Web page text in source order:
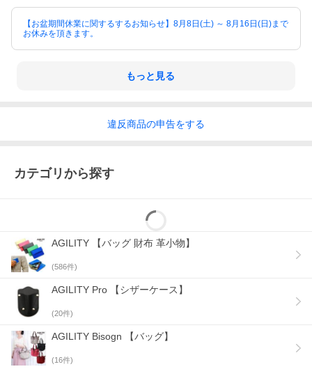
美容師さんの使うハサミをモチーフに、雪の結晶やクリスタルの
輝きをイメージしたAGILITYオリジナルのモノグラム柄。とても
繊細で上品なこの柄は【シザークリスタ】と名付けられ、この生
地を使用した【シザークリスタシリーズ】が誕生しました。
見る角度によって柄が浮き出たようにも見えるシザークリスタの
生地は、非常に軽量で弱撥水性があり、耐摩耗性にも優れた最高
【お盆期間休業に関するするお知らせ】8月8日(土) ～ 8月16日(日)まで
お休みを頂きます。
もっと見る
違反商品の申告をする
カテゴリから探す
AGILITY 【バッグ 財布 革小物】
(586件)
AGILITY Pro 【シザーケース】
(20件)
AGILITY Bisogn 【バッグ】
(16件)